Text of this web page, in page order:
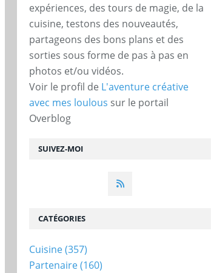
SUIVEZ-MOI
expériences, des tours de magie, de la
cuisine, testons des nouveautés,
partageons des bons plans et des
sorties sous forme de pas à pas en
photos et/ou vidéos.
Voir le profil de L'aventure créative
avec mes loulous sur le portail
Overblog
CATÉGORIES
Cuisine(357)
Partenaire(160)